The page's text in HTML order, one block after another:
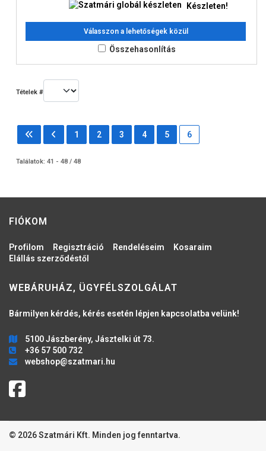
Készleten!
Válasszon a lehetőségek közül
Összehasonlítás
Tételek #
1 2 3 4 5 6
Találatok: 41 - 48 / 48
FIÓKOM
Profilom Regisztráció Rendeléseim
Kosaraim
Elállás szerződéstől
WEBÁRUHÁZ, ÜGYFÉLSZOLGÁLAT
Bármilyen kérdés, kérés esetén lépjen kapcsolatba velünk!
5100 Jászberény, Jásztelki út 73.
+36 57 500 732
webshop@szatmari.hu
© 2026 Szatmári Kft. Minden jog fenntartva.